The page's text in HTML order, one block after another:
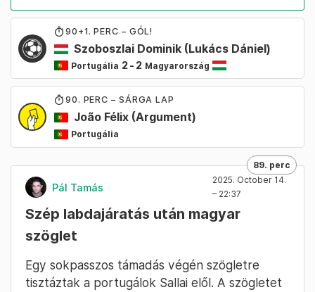
90 +1. PERC – GÓL!
Szoboszlai Dominik (Lukács Dániel)
Portugália 2- 2 Magyarország
90. PERC – SÁRGA LAP
João Félix (Argument)
Portugália
89. perc
Pál Tamás
2025. October 14.
– 22:37
Szép labdajáratás után magyar
szöglet
Egy sokpasszos támadás végén szögletre
tisztáztak a portugálok Sallai elől. A szögletet